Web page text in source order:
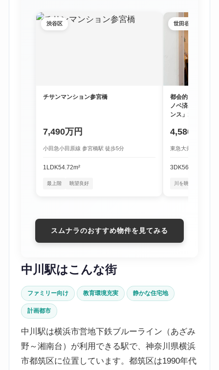
渋谷区
チサンマンション参宮橋
7,490万円
小田急小田原線 参宮橋駅 徒歩5分
1LDK54.72m²
最上階 眺望良好
世田谷区
都会的な利便性
ノベ済み物件「
ンス」1階
4,580万円
東急大井町線 尾山
3DK56.16m²
川を眺める暮らし
スムナラのおすすめ物件を見てみる
中川駅はこんな街
ファミリー向け 教育環境充実 静かな住宅地
計画都市
中川駅は横浜市営地下鉄ブルーライン（あざみ
野～湘南台）が利用できる駅で、神奈川県横浜
市都筑区に位置しています。都筑区は1990年代